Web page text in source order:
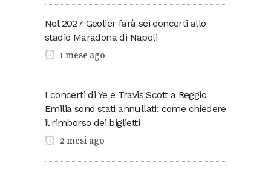
Nel 2027 Geolier farà sei concerti allo
stadio Maradona di Napoli
1 mese ago
I concerti di Ye e Travis Scott a Reggio
Emilia sono stati annullati: come chiedere
il rimborso dei biglietti
2 mesi ago